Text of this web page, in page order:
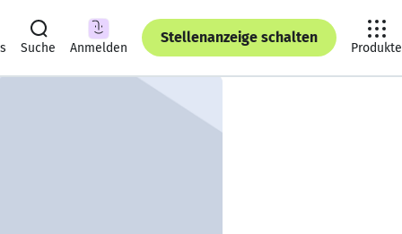
Suche Anmelden
Stellenanzeige schalten
Produkte